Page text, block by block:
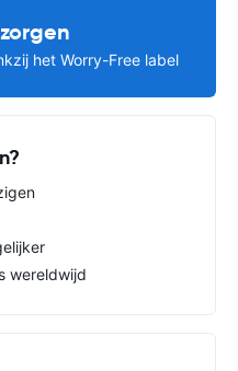
het Worry-Free label
wereldwijd